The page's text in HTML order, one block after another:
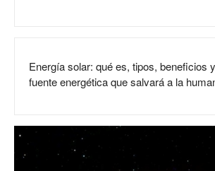
Energía solar: qué es, tipos, beneficios
fuente energética que salvará a la